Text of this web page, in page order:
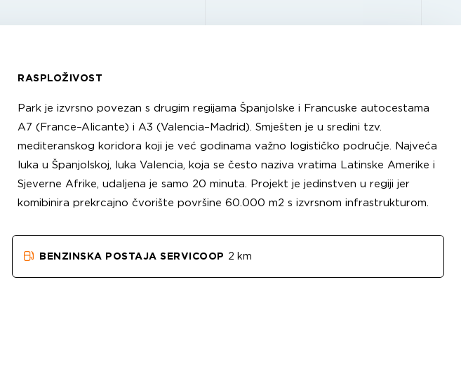
RASPLOŽIVOST
Park je izvrsno povezan s drugim regijama Španjolske i Francuske autocestama
A7 (France–Alicante) i A3 (Valencia–Madrid). Smješten je u sredini tzv.
mediteranskog koridora koji je već godinama važno logističko područje. Najveća
luka u Španjolskoj, luka Valencia, koja se često naziva vratima Latinske Amerike i
Sjeverne Afrike, udaljena je samo 20 minuta. Projekt je jedinstven u regiji jer
komibinira prekrcajno čvorište površine 60.000 m2 s izvrsnom infrastrukturom.
BENZINSKA POSTAJA SERVICOOP 2 km